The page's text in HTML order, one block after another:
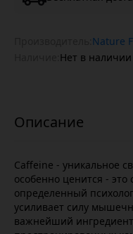
Nature
Нет в наличии
Caffeine - уникальное
особенно ценится -
определенный
усиливает силу
важнейший